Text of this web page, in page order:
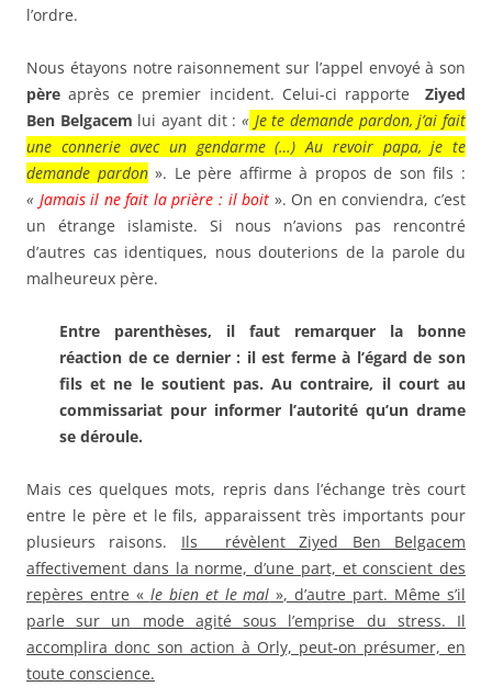
l’ordre.
Nous étayons notre raisonnement sur l’appel envoyé à son
père après ce premier incident. Celui-ci rapporte
Ziyed
Ben Belgacem lui ayant dit :« Je te demande pardon, j’ai fait
une connerie avec un gendarme (…) Au revoir papa, je te
demande pardon». Le père affirme à propos de son fils :
« Jamais il ne fait la prière : il boit ». On en conviendra, c’est
un étrange islamiste. Si nous n’avions pas rencontré
d’autres cas identiques, nous douterions de la parole du
malheureux père.
Entre parenthèses, il faut remarquer la bonne
réaction de ce dernier : il est ferme à l’égard de son
fils et ne le soutient pas. Au contraire, il court au
commissariat pour informer l’autorité qu’un drame
se déroule.
Mais ces quelques mots, repris dans l’échange très court
entre le père et le fils, apparaissent très importants pour
plusieurs raisons. Ils révèlent Ziyed Ben Belgacem
affectivement dans la norme, d’une part, et conscient des
repères entre « le bien et le mal », d’autre part. Même s’il
parle sur un mode agité sous l’emprise du stress. Il
accomplira donc son action à Orly, peut-on présumer, en
toute conscience.